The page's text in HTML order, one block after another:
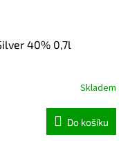
40% 0,7l
Skladem
Do košíku